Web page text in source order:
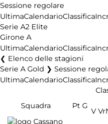
Sessione regolare
UltimaCalendarioClassifica
Serie A2 Elite
Girone A
UltimaCalendarioClassifica
Elenco delle stagioni
Serie A Gold ❯ Sessione
UltimaCalendarioClassifica
Squadra
Pt G
V Vr